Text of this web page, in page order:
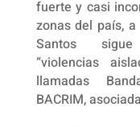
fuerte y casi
zonas del país,
Santos
“violencias
llamadas
BACRIM,